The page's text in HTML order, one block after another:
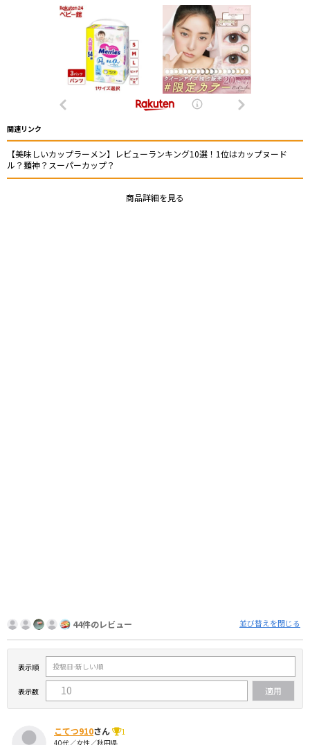
関連リンク
【美味しいカップラーメン】レビューランキング10選！1位はカップヌード
ル？麺神？スーパーカップ？
商品詳細を見る
44件のレビュー 並び替えを閉じる
表示順
表示数
こてつ910さん
1
40代／女性／秋田県